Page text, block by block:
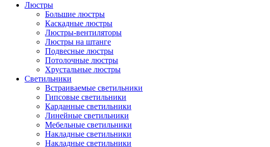
Люстры
Большие люстры
Каскадные люстры
Люстры-вентиляторы
Люстры на штанге
Подвесные люстры
Потолочные люстры
Хрустальные люстры
Светильники
Встраиваемые светильники
Гипсовые светильники
Карданные светильники
Линейные светильники
Мебельные светильники
Накладные светильники
Накладные светильники